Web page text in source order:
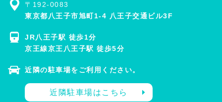
〒192-0083
東京都八王子市旭町1-4 八王子交通ビル3F
JR八王子駅 徒歩1分
京王線京王八王子駅 徒歩5分
近隣の駐車場をご利用ください。
近隣駐車場はこちら